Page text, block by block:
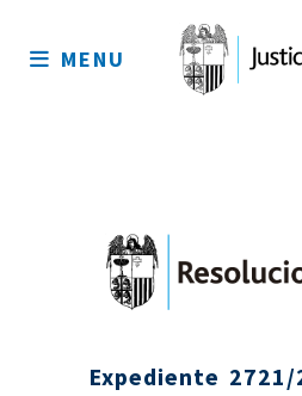
sitio
MENU
Expediente 2721/